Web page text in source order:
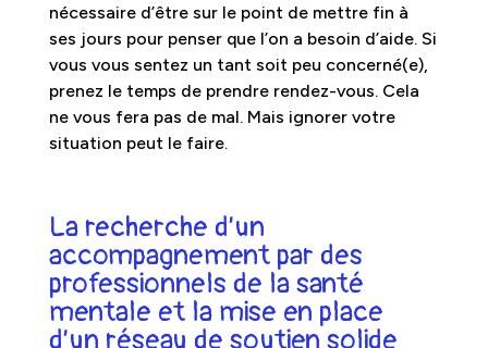
nécessaire d’être sur le point de mettre fin à
ses jours pour penser que l’on a besoin d’aide. Si
vous vous sentez un tant soit peu concerné(e),
prenez le temps de prendre rendez-vous. Cela
ne vous fera pas de mal. Mais ignorer votre
situation peut le faire.
La recherche d’un
accompagnement par des
professionnels de la santé
mentale et la mise en place
d’un réseau de soutien solide